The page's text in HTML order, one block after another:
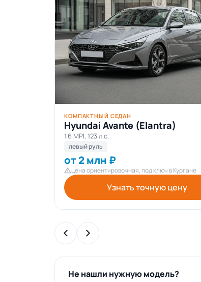
КОМПАКТНЫЙ СЕДАН
Hyundai Avante (Elantra)
1.6 MPI, 123 л.с.
левый руль
от 2 млн ₽
цена ориентировочная, под ключ в Кургане
Узнать точную цену
Не нашли нужную модель?